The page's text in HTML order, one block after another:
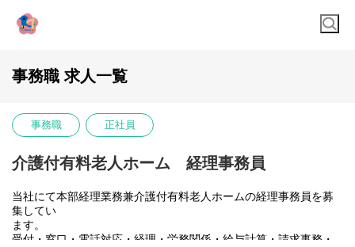
事務職 求人一覧
事務職 正社員
介護付有料老人ホーム 経理事務員
当社にて本部経理業務兼介護付有料老人ホームの経理事務員を募
集してい
ます。
受付・窓口・電話対応・経理・労務関係・給与計算・請求事務・